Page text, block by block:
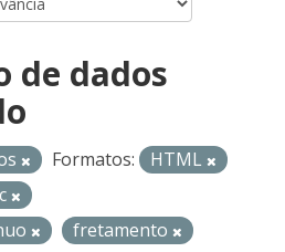
de dados
Formatos:
HTML
fretamento